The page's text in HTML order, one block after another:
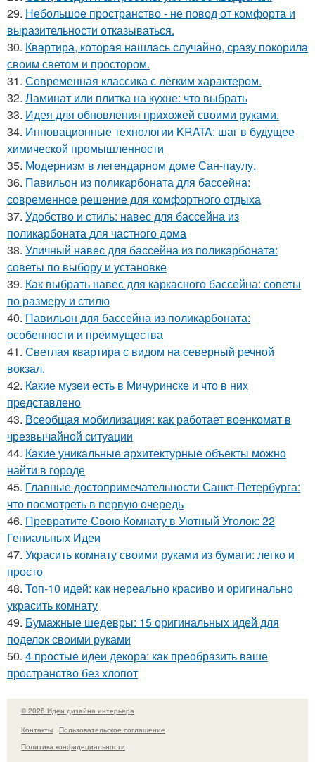
29. Небольшое пространство - не повод от комфорта и
выразительности отказываться.
30. Квартира, которая нашлась случайно, сразу покорила
своим светом и простором.
31. Современная классика с лёгким характером.
32. Ламинат или плитка на кухне: что выбрать
33. Идея для обновления прихожей своими руками.
34. Инновационные технологии KRATA: шаг в будущее
химической промышленности
35. Модернизм в легендарном доме Сан-паулу.
36. Павильон из поликарбоната для бассейна:
современное решение для комфортного отдыха
37. Удобство и стиль: навес для бассейна из
поликарбоната для частного дома
38. Уличный навес для бассейна из поликарбоната:
советы по выбору и установке
39. Как выбрать навес для каркасного бассейна: советы
по размеру и стилю
40. Павильон для бассейна из поликарбоната:
особенности и преимущества
41. Светлая квартира с видом на северный речной
вокзал.
42. Какие музеи есть в Мичуринске и что в них
представлено
43. Всеобщая мобилизация: как работает военкомат в
чрезвычайной ситуации
44. Какие уникальные архитектурные объекты можно
найти в городе
45. Главные достопримечательности Санкт-Петербурга:
что посмотреть в первую очередь
46. Превратите Свою Комнату в Уютный Уголок: 22
Гениальных Идеи
47. Украсить комнату своими руками из бумаги: легко и
просто
48. Топ-10 идей: как нереально красиво и оригинально
украсить комнату
49. Бумажные шедевры: 15 оригинальных идей для
поделок своими руками
50. 4 простые идеи декора: как преобразить ваше
пространство без хлопот
© 2026 Идеи дизайна интерьера
Контакты
Пользовательское соглашение
Политика конфидециальности